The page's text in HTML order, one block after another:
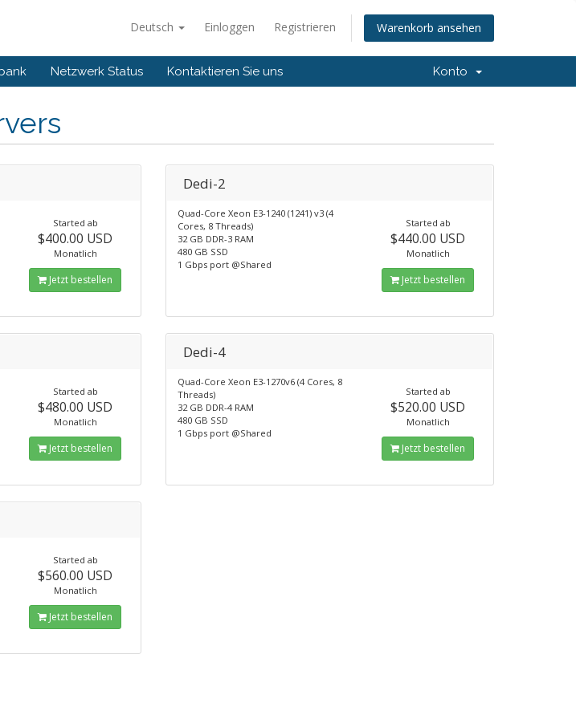
Deutsch Einloggen Registrieren Warenkorb ansehen
Netzwerk Status Kontaktieren Sie uns Konto
Started ab
$400.00 USD
Monatlich
Jetzt bestellen
Dedi-2
Quad-Core Xeon E3-1240 (1241) v3 (4
Cores, 8 Threads)
32 GB DDR-3 RAM
480 GB SSD
1 Gbps port @Shared
Started ab
$440.00 USD
Monatlich
Jetzt bestellen
Started ab
$480.00 USD
Monatlich
Jetzt bestellen
Dedi-4
Quad-Core Xeon E3-1270v6 (4 Cores, 8
Threads)
32 GB DDR-4 RAM
480 GB SSD
1 Gbps port @Shared
Started ab
$520.00 USD
Monatlich
Jetzt bestellen
Started ab
$560.00 USD
Monatlich
Jetzt bestellen